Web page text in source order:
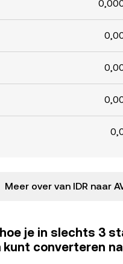
Meer over van IDR naar
je in slechts 3
kunt converteren